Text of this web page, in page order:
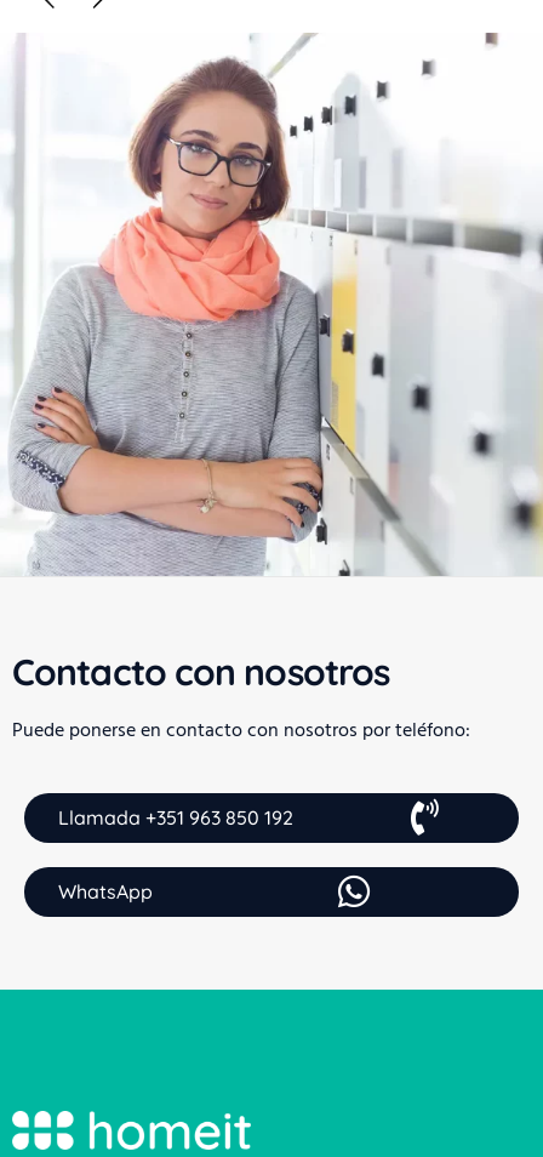
Contacto con nosotros
Puede ponerse en contacto con nosotros por teléfono:
Llamada +351 963 850 192
WhatsApp